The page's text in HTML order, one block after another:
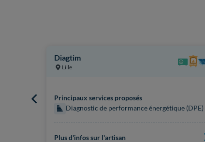
Diagtim
Lille
Principaux services proposés
Diagnostic de performance énergétique (DPE)
Plus d'infos sur l'artisan